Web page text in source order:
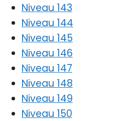
Niveau 143
Niveau 144
Niveau 145
Niveau 146
Niveau 147
Niveau 148
Niveau 149
Niveau 150